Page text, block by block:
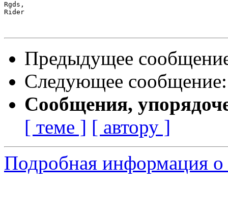
Rgds,
Rider
Предыдущее
Следующее
Сообщения,
[ теме ] [ автору ]
Подробная информация о